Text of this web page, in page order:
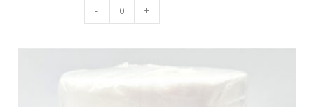
- +